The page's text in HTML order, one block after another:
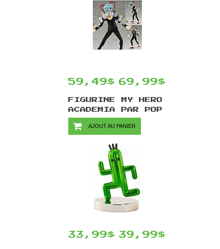
59,49$ 69,99$
FIGURINE MY HERO
ACADEMIA PAR POP
PARADE - TOMURA
SHIGARAKI 20 CM
AJOUT AU PANIER
33,99$ 39,99$